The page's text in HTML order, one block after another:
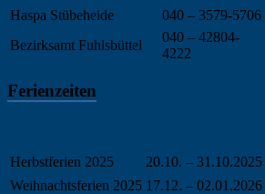
Haspa Stübeheide
040 – 3579-5706
Bezirksamt Fuhlsbüttel
040 – 42804-
4222
Ferienzeiten
Herbstferien 2025
20.10. – 31.10.2025
Weihnachtsferien 2025 17.12. – 02.01.2026